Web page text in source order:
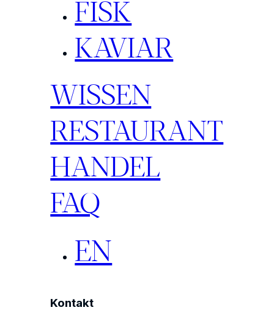
FISK
KAVIAR
WISSEN
RESTAURANT
HANDEL
FAQ
EN
Kontakt